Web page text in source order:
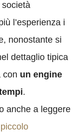
l’esperienza i
nonostante si
dettaglio tipica
con un engine
.
anche a leggere